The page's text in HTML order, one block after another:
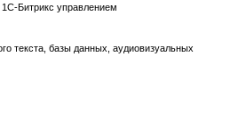
Битрикс управлением
текста, базы данных, аудиовизуальных